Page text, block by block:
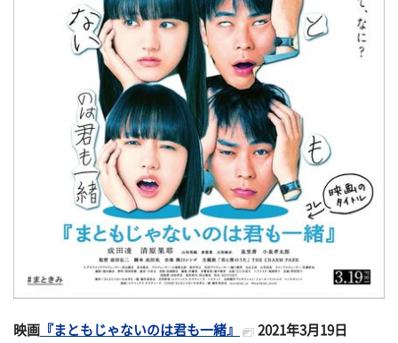
映画 『まともじゃないのは君も一緒』
2021年3月19日